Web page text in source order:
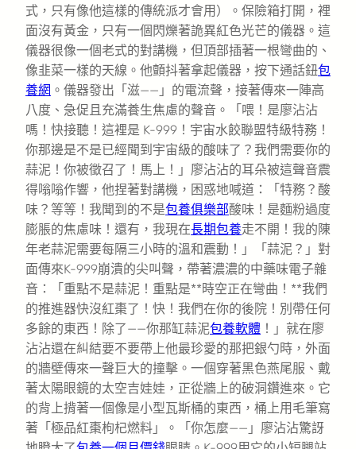
式，只有像他這樣的傳統派才會用）。保險箱打開，裡
面沒有黃金，只有一個閃爍著詭異紅色光芒的儀器。這
儀器很像一個老式的對講機，但頂部插著一根彎曲的、
像韭菜一樣的天線。他顫抖著拿起儀器，按下通話鈕包
養網 。儀器發出「滋——」的電流聲，接著傳來一陣高
八度、急促且充滿養生焦慮的聲音。「喂！是廖沾沾
嗎！快接聽！這裡是 K-999！宇宙水餃聯盟特級特務！
你那邊是不是已經聞到宇宙級的酸味了？我們需要你的
蒜泥！你被徵召了！馬上！」廖沾沾的耳朵被這聲音震
得嗡嗡作響，他捏著對講機，困惑地喊道：「特務？酸
味？等等！我聞到的不是包養俱樂部酸味！是麵粉過度
膨脹的焦慮味！還有，我現在長期包養走不開！我的陳
年老蒜泥需要每隔三小時的溫和震動！」「蒜泥？」對
面傳來K-999崩潰的尖叫聲，帶著濃濃的中藥味電子雜
音：「重點不是蒜泥！重點是**時空正在彎曲！**我們
的推進器快沒紅棗了！快！我們在你的後院！別帶任何
多餘的東西！除了——你那缸蒜泥包養軟體 ！」就在廖
沾沾還在糾結要不要帶上他最珍愛的那把銀勺時，外面
的牆壁傳來一聲巨大的撞擊。一個穿著黑色燕尾服、戴
著太陽眼鏡的太空吉娃娃，正從牆上的破洞鑽進來。它
的背上揹著一個像是小型瓦斯桶的東西，桶上用毛筆寫
著「極品紅棗枸杞燃料」。「你怎麼——」廖沾沾驚訝